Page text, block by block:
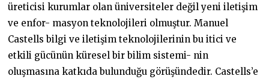
üreticisi kurumlar olan üniversiteler değil yeni iletişim
ve enfor- masyon teknolojileri olmuştur. Manuel
Castells bilgi ve iletişim teknolojilerinin bu itici ve
etkili gücünün küresel bir bilim sistemi- nin
oluşmasına katkıda bulunduğu görüşündedir. Castells’e